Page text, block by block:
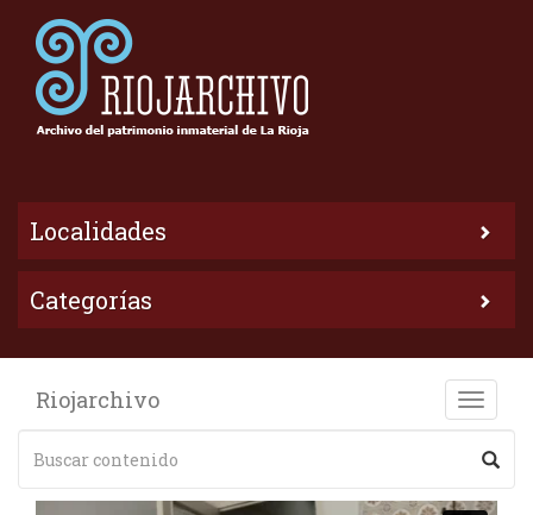
Localidades
Categorías
Toggle
Riojarchivo